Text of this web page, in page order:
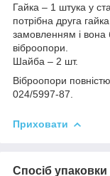
Гайка – 1 штука у
потрібна друга
замовленням і вона
віброопори.
Шайба – 2 шт.
Віброопори
024/5997-87.
Приховати
Спосіб упаковки